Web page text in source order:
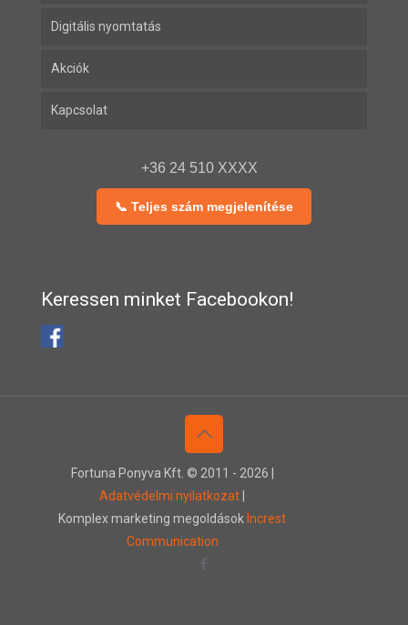
Digitális nyomtatás
Akciók
Kapcsolat
+36 24 510 XXXX
📞 Teljes szám megjelenítése
Keressen minket Facebookon!
Fortuna Ponyva Kft. © 2011 - 2026 |
Adatvédelmi nyilatkozat
Komplex marketing megoldások Increst
Communication